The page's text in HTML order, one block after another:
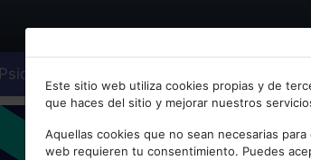
Bienvenid@ a psiquiatria.com
Escribe tu Email
Psiquiatría
Este sitio web utiliza cookies propias y de
que haces del sitio y mejorar nuestros
Aquellas cookies que no sean necesarias
web requieren tu consentimiento. Puedes